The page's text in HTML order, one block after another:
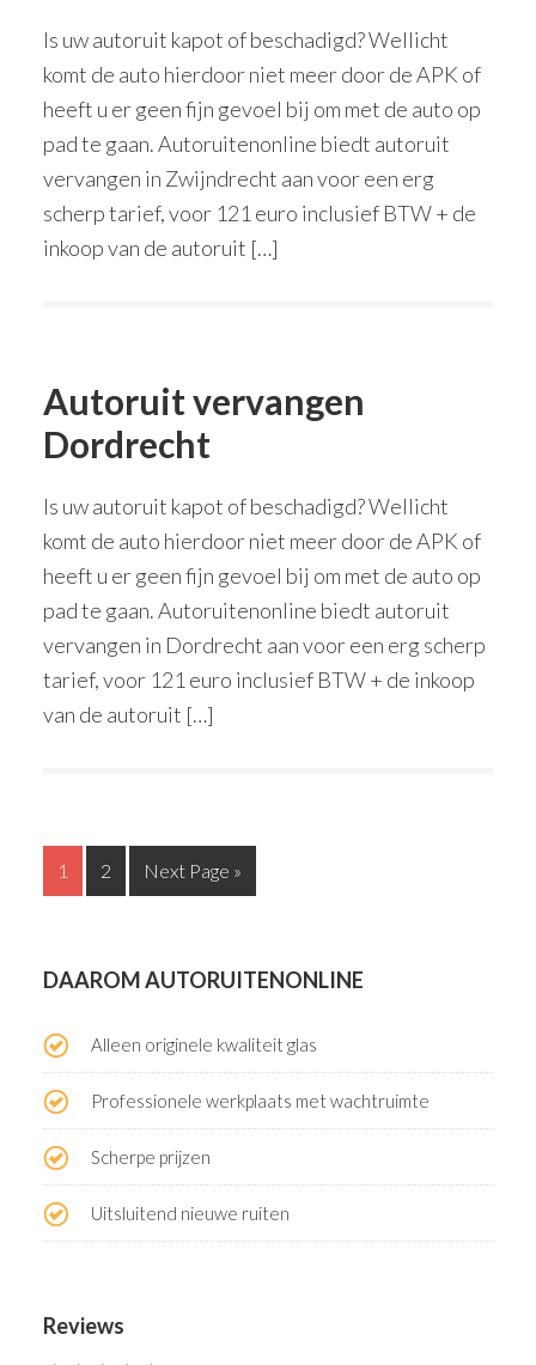
Is uw autoruit kapot of beschadigd? Wellicht
komt de auto hierdoor niet meer door de APK of
heeft u er geen fijn gevoel bij om met de auto op
pad te gaan. Autoruitenonline biedt autoruit
vervangen in Zwijndrecht aan voor een erg
scherp tarief, voor 121 euro inclusief BTW + de
inkoop van de autoruit […]
Autoruit vervangen
Dordrecht
Is uw autoruit kapot of beschadigd? Wellicht
komt de auto hierdoor niet meer door de APK of
heeft u er geen fijn gevoel bij om met de auto op
pad te gaan. Autoruitenonline biedt autoruit
vervangen in Dordrecht aan voor een erg scherp
tarief, voor 121 euro inclusief BTW + de inkoop
van de autoruit […]
1 2 Next Page »
DAAROM AUTORUITENONLINE
Alleen originele kwaliteit glas
Professionele werkplaats met wachtruimte
Scherpe prijzen
Uitsluitend nieuwe ruiten
Reviews